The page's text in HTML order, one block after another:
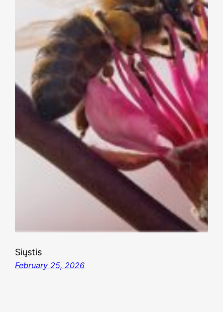
Siųstis
February 25, 2026